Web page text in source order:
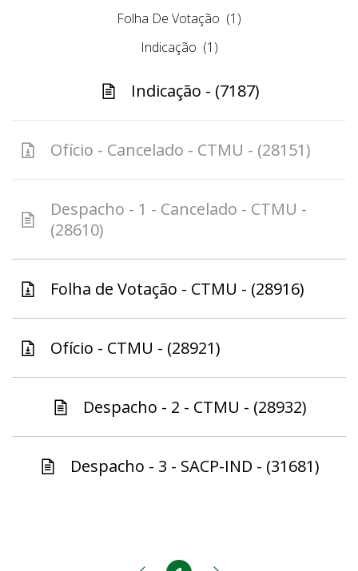
Folha De Votação (1)
Indicação (1)
Indicação - (7187)
Ofício - Cancelado - CTMU - (28151)
Despacho - 1 - Cancelado - CTMU -
(28610)
Folha de Votação - CTMU - (28916)
Ofício - CTMU - (28921)
Despacho - 2 - CTMU - (28932)
Despacho - 3 - SACP-IND - (31681)